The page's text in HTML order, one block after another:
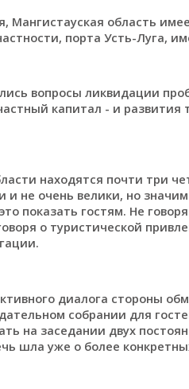
Мангистауская область
порта Усть-Луга,
вопросы ликвидации
капитал - и
находятся почти три
и не очень велики, но
показать гостям. Не
о туристической
диалога стороны
собрании для
на заседании двух
шла уже о более